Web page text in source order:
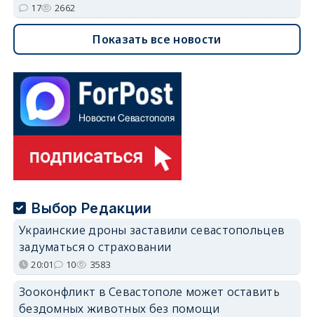
17 2662
Показать все новости
Выбор Редакции
Украинские дроны заставили севастопольцев
задуматься о страховании
20:01 10 3583
Зооконфликт в Севастополе может оставить
бездомных животных без помощи